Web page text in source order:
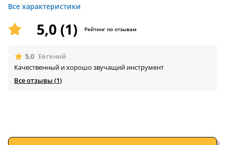
Все характеристики
5,0 (1) Рейтинг по отзывам
🟊 5,0 Евгений
Качественный и хорошо звучащий инструмент
Все отзывы (1)